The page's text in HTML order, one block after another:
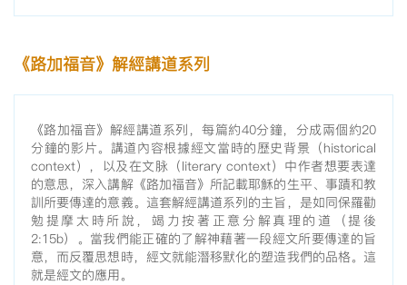
《路加福音》解經講道系列
《路加福音》解經講道系列，每篇約40分鐘，分成兩個約20
分鐘的影片。講道內容根據經文當時的歷史背景（historical
context），以及在文脉（literary context）中作者想要表達
的意思，深入講解《路加福音》所記載耶穌的生平、事蹟和教
訓所要傳達的意義。這套解經講道系列的主旨，是如同保羅勸
勉提摩太時所說，竭力按著正意分解真理的道（提後
2:15b）。當我們能正確的了解神藉著一段經文所要傳達的旨
意，而反覆思想時，經文就能潛移默化的塑造我們的品格。這
就是經文的應用。